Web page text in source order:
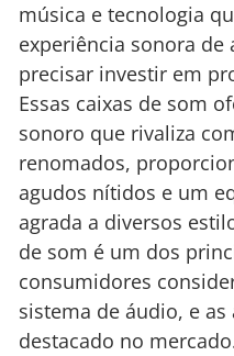
música e tecnologia
experiência sonora
precisar investir em
Essas caixas de som
sonoro que rivaliza
renomados,
agudos nítidos e um
agrada a diversos
de som é um dos
consumidores
sistema de áudio, e as
destacado no